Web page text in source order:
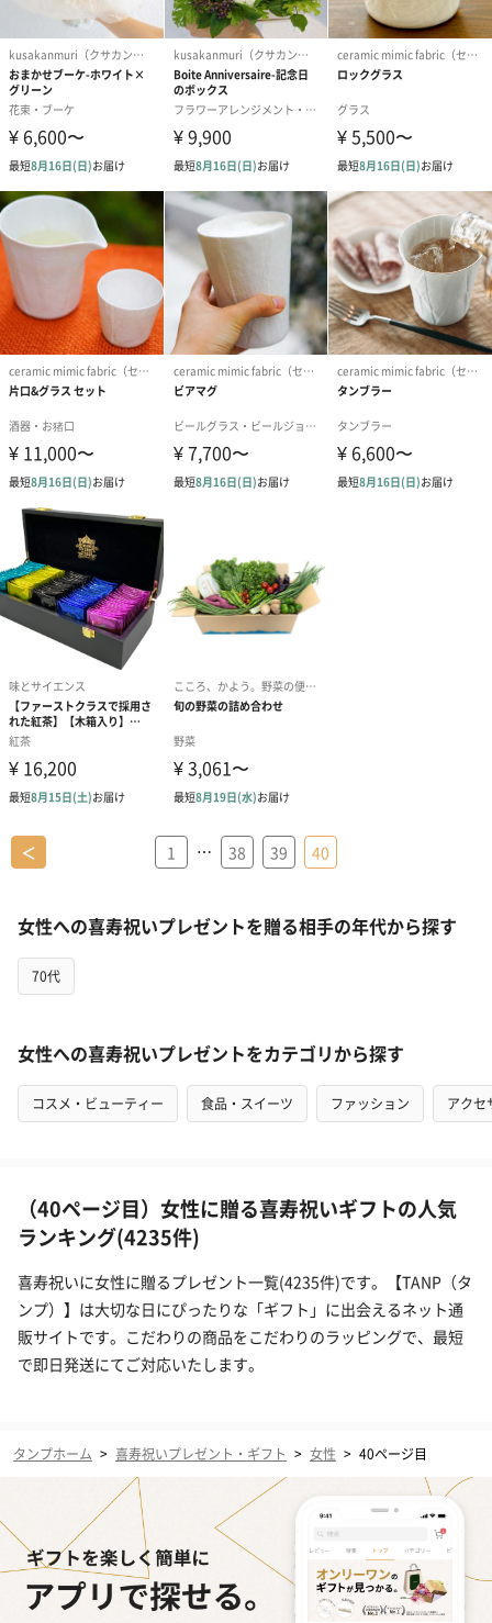
＜ 1 … 38 39 40
女性への喜寿祝いプレゼントを贈る相手の年代から探す
70代
女性への喜寿祝いプレゼントをカテゴリから探す
コスメ・ビューティー 食品・スイーツ ファッション アクセ
（40ページ目）女性に贈る喜寿祝いギフトの人気
ランキング(4235件)
喜寿祝いに女性に贈るプレゼント一覧(4235件)です。【TANP（タ
ンプ）】は大切な日にぴったりな「ギフト」に出会えるネット通
販サイトです。こだわりの商品をこだわりのラッピングで、最短
で即日発送にてご対応いたします。
タンプホーム > 喜寿祝いプレゼント・ギフト > 女性 > 40ページ目